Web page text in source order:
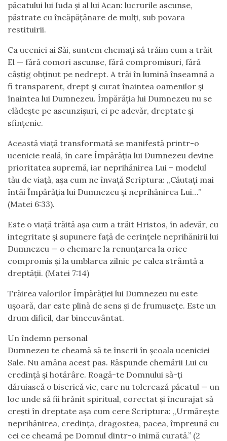
păcatului lui Iuda și al lui Acan: lucrurile ascunse,
păstrate cu încăpățânare de mulți, sub povara
restituirii.
Ca ucenici ai Săi, suntem chemați să trăim cum a trăit
El — fără comori ascunse, fără compromisuri, fără
câștig obținut pe nedrept. A trăi în lumină înseamnă a
fi transparent, drept și curat înaintea oamenilor și
înaintea lui Dumnezeu. Împărăția lui Dumnezeu nu se
clădește pe ascunzișuri, ci pe adevăr, dreptate și
sfințenie.
Această viață transformată se manifestă printr-o
ucenicie reală, în care Împărăția lui Dumnezeu devine
prioritatea supremă, iar neprihănirea Lui – modelul
tău de viață, așa cum ne învață Scriptura: „Căutați mai
întâi Împărăția lui Dumnezeu și neprihănirea Lui…”
(Matei 6:33).
Este o viață trăită așa cum a trăit Hristos, în adevăr, cu
integritate și supunere față de cerințele neprihănirii lui
Dumnezeu — o chemare la renunțarea la orice
compromis și la umblarea zilnic pe calea strâmtă a
dreptății. (Matei 7:14)
Trăirea valorilor Împărăției lui Dumnezeu nu este
ușoară, dar este plină de sens și de frumusețe. Este un
drum dificil, dar binecuvântat.
Un îndemn personal
Dumnezeu te cheamă să te înscrii în școala uceniciei
Sale. Nu amâna acest pas. Răspunde chemării Lui cu
credință și hotărâre. Roagă-te Domnului să-ți
dăruiască o biserică vie, care nu tolerează păcatul — un
loc unde să fii hrănit spiritual, corectat și încurajat să
crești în dreptate așa cum cere Scriptura: „Urmăreşte
neprihănirea, credinţa, dragostea, pacea, împreună cu
cei ce cheamă pe Domnul dintr-o inimă curată.” (2